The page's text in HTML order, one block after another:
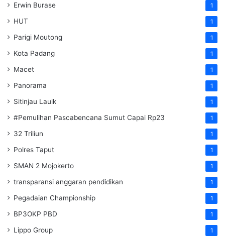
Erwin Burase 1
HUT 1
Parigi Moutong 1
Kota Padang 1
Macet 1
Panorama 1
Sitinjau Lauik 1
#Pemulihan Pascabencana Sumut Capai Rp23 1
32 Triliun 1
Polres Taput 1
SMAN 2 Mojokerto 1
transparansi anggaran pendidikan 1
Pegadaian Championship 1
BP3OKP PBD 1
Lippo Group 1